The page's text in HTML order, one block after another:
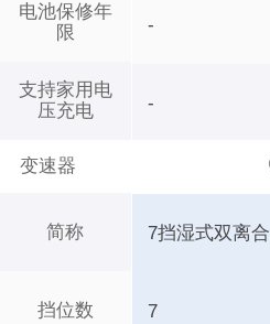
电池保修年
限
支持家用电
压充电
变速器
简称
挡位数
-
-
7挡湿式双离合
7